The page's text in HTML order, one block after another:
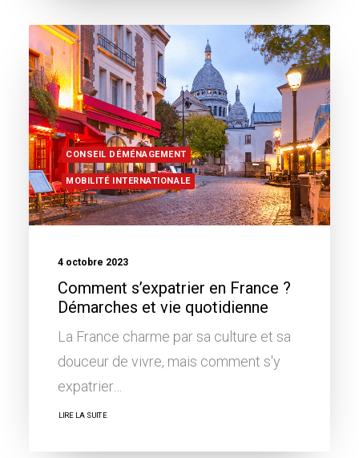
CONSEIL DÉMÉNAGEMENT
MOBILITÉ INTERNATIONALE
4 octobre 2023
Comment s’expatrier en France ?
Démarches et vie quotidienne
La France charme par sa culture et sa
douceur de vivre, mais comment s'y
expatrier…
LIRE LA SUITE